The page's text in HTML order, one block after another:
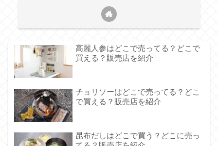
高麗人参はどこで売ってる？どこで
買える？販売店を紹介
チョリソーはどこで売ってる？どこ
で買える？販売店を紹介
昆布だしはどこで買う？どこに売っ